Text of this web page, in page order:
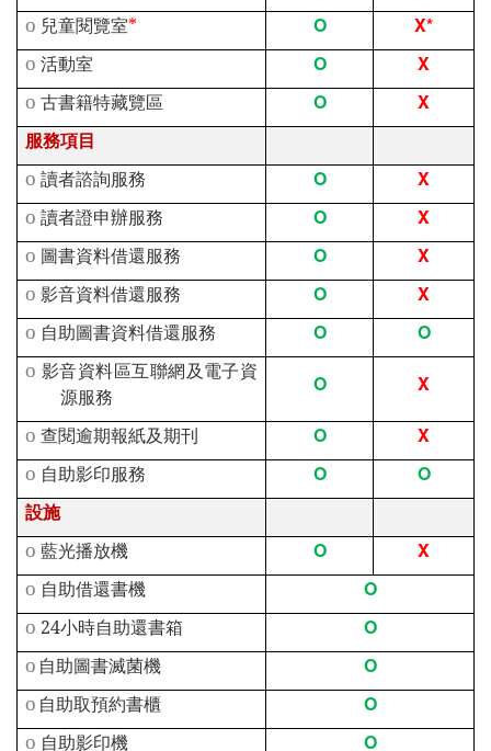
o 兒童閱覽室* O X*
o 活動室 O X
o 古書籍特藏覽區 O X
服務項目
o 讀者諮詢服務 O X
o 讀者證申辦服務 O X
o 圖書資料借還服務 O X
o 影音資料借還服務 O X
o 自助圖書資料借還服務 O O
o 影音資料區互聯網及電子資
源服務
O X
o 查閱逾期報紙及期刊 O X
o 自助影印服務 O O
設施
o 藍光播放機 O X
o 自助借還書機 O
o 24小時自助還書箱 O
o 自助圖書滅菌機 O
o 自助取預約書櫃 O
o 自助影印機 O